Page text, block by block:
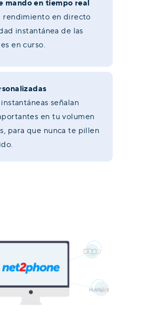
mando en tiempo real
rendimiento en directo
instantánea de las
en curso.
señalan
en tu volumen
para que nunca te pillen